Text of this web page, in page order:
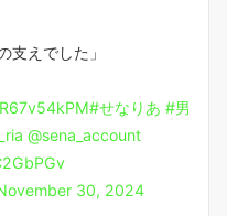
支えでした」
#せなりあ #男
@sena_account
30, 2024